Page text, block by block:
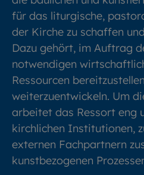
für das liturgische,
der Kirche zu schaffen
Dazu gehört, im Auftrag
notwendigen
Ressourcen
weiterzuentwickeln. Um
arbeitet das Ressort eng
kirchlichen Institutionen,
externen Fachpartnern
kunstbezogenen